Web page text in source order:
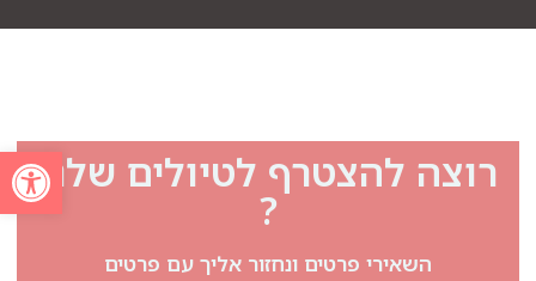
פתחרוצה להצטרף לטיולים שלנו
?
השאירי פרטים ונחזור אליך עם פרטים